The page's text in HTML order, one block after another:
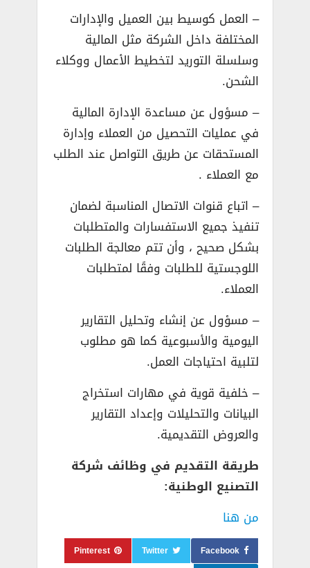
– العمل كوسيط بين العميل والإدارات
المختلفة داخل الشركة مثل المالية
وسلسلة التوريد لتخطيط الأعمال ووكلاء
الشحن.
– مسؤول عن مساعدة الإدارة المالية
في عمليات التحصيل من العملاء وإدارة
المستحقات عن طريق التواصل عند الطلب
مع العملاء .
– اتباع قنوات الاتصال المناسبة لضمان
تنفيذ جميع الاستفسارات والمتطلبات
بشكل صحيح ، وأن تتم معالجة الطلبات
اللوجستية للطلبات وفقًا لمتطلبات
العملاء.
– مسؤول عن إنشاء وتحليل التقارير
اليومية والأسبوعية كما هو مطلوب
لتلبية احتياجات العمل.
– خلفية قوية في مهارات استخراج
البيانات والتحليلات وإعداد التقارير
والعروض التقديمية.
طريقة التقديم في وظائف شركة
التصنيع الوطنية:
من هنا
Facebook
Twitter
Pinterest